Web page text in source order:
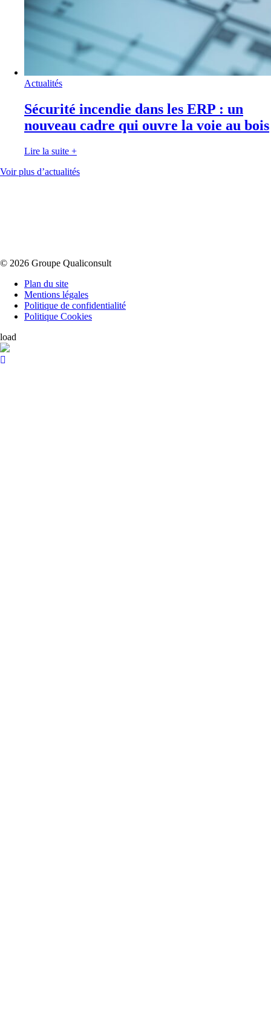
Actualités
Sécurité incendie dans les ERP : un
nouveau cadre qui ouvre la voie au bois
Lire la suite +
Voir plus d’actualités
© 2026 Groupe Qualiconsult
Plan du site
Mentions légales
Politique de confidentialité
Politique Cookies
load